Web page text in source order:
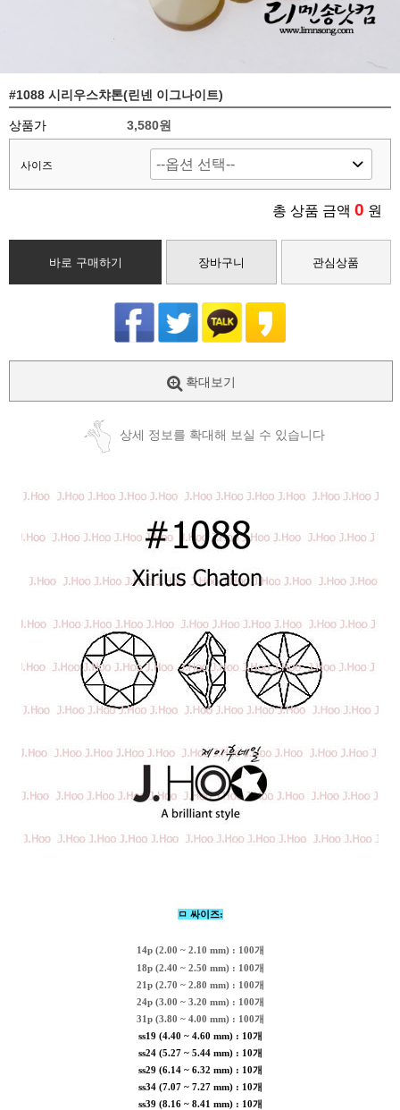
#1088 시리우스챠톤(린넨 이그나이트)
상품가 3,580원
사이즈
총 상품 금액 0 원
바로 구매하기 장바구니 관심상품
확대보기
상세 정보를 확대해 보실 수 있습니다
ㅁ 싸이즈:
14p (2.00 ~ 2.10 mm) : 100개
18p (2.40 ~ 2.50 mm) : 100개
21p (2.70 ~ 2.80 mm) : 100개
24p (3.00 ~ 3.20 mm) : 100개
31p (3.80 ~ 4.00 mm) : 100개
ss19 (4.40 ~ 4.60 mm) : 10개
ss24 (5.27 ~ 5.44 mm) : 10개
ss29 (6.14 ~ 6.32 mm) : 10개
ss34 (7.07 ~ 7.27 mm) : 10개
ss39 (8.16 ~ 8.41 mm) : 10개